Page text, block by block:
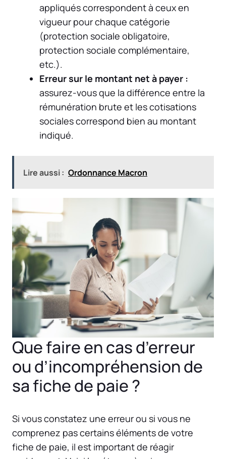
appliqués correspondent à ceux en
vigueur pour chaque catégorie
(protection sociale obligatoire,
protection sociale complémentaire,
etc.).
Erreur sur le montant net à payer :
assurez-vous que la différence entre la
rémunération brute et les cotisations
sociales correspond bien au montant
indiqué.
Lire aussi : Ordonnance Macron
Que faire en cas d’erreur
ou d’incompréhension de
sa fiche de paie ?
Si vous constatez une erreur ou si vous ne
comprenez pas certains éléments de votre
fiche de paie, il est important de réagir